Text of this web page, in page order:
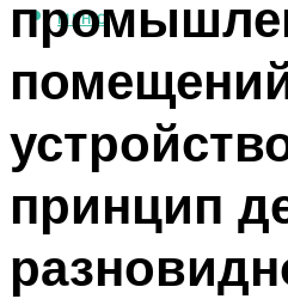
МЕНЮ
принцип